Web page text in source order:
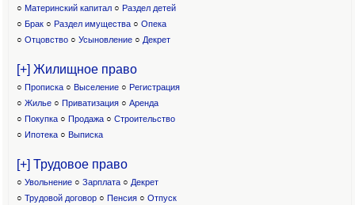
○ Материнский капитал○ Раздел детей
○ Брак ○ Раздел имущества ○ Опека
○ Отцовство○ Усыновление ○ Декрет
[+] Жилищное право
○ Прописка ○ Выселение ○ Регистрация
○ Жилье ○ Приватизация ○ Аренда
○ Покупка ○ Продажа ○ Строительство
○ Ипотека ○ Выписка
[+] Трудовое право
○ Увольнение ○ Зарплата ○ Декрет
○ Трудовой договор ○ Пенсия ○ Отпуск